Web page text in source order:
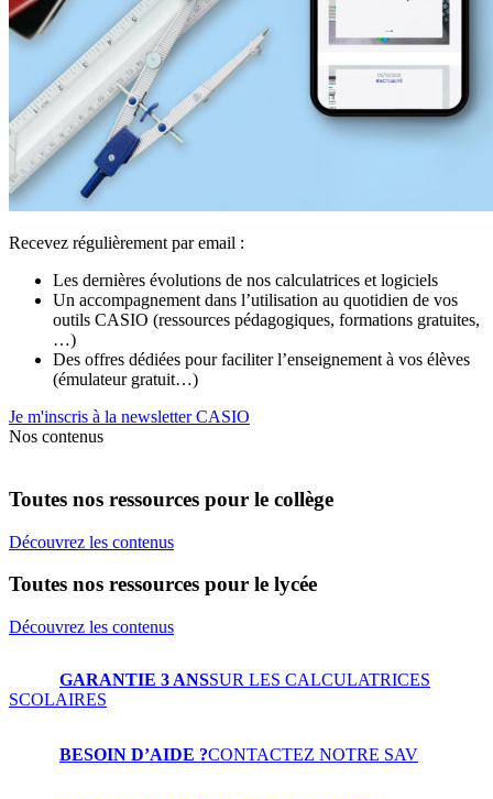
Recevez régulièrement par email :
Les dernières évolutions de nos calculatrices et logiciels
Un accompagnement dans l’utilisation au quotidien de vos
outils CASIO (ressources pédagogiques, formations gratuites,
…)
Des offres dédiées pour faciliter l’enseignement à vos élèves
(émulateur gratuit…)
Je m'inscris à la newsletter CASIO
Nos contenus
Toutes nos ressources pour le collège
Découvrez les contenus
Toutes nos ressources pour le lycée
Découvrez les contenus
GARANTIE 3 ANSSUR LES CALCULATRICES
SCOLAIRES
BESOIN D’AIDE ?CONTACTEZ NOTRE SAV